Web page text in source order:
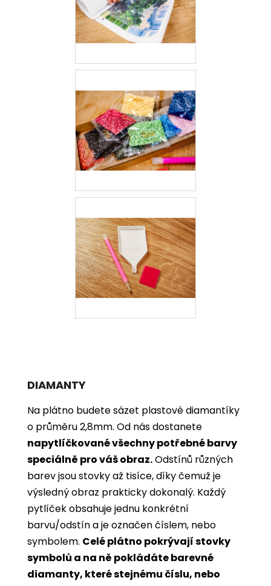
DIAMANTY
Na plátno budete sázet plastové diamantíky
o průměru 2,8mm. Od nás dostanete
napytlíčkované všechny potřebné barvy
speciálně pro váš obraz.Odstínů různých
barev jsou stovky až tisíce, díky čemuž je
výsledný obraz prakticky dokonalý. Každý
pytlíček obsahuje jednu konkrétní
barvu/odstín a je označen číslem, nebo
symbolem. Celé plátno pokrývají stovky
symbolů a na ně pokládáte barevné
diamanty, které stejnému číslu, nebo